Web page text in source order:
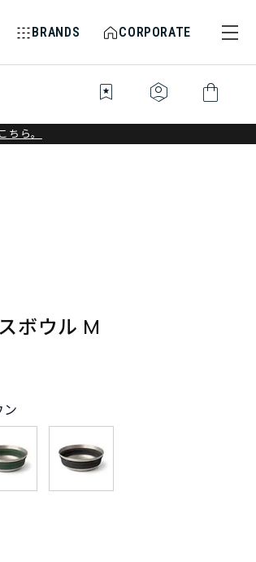
BRANDS CORPORATE
bookmark_star identity_platform shopping_bag
ちら。
ボウル M